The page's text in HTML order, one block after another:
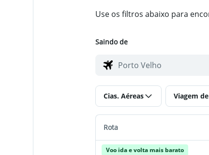
Use os filtros abaixo para
Saindo de
Cias. Aéreas Viagem
Rota
Voo ida e volta mais barato